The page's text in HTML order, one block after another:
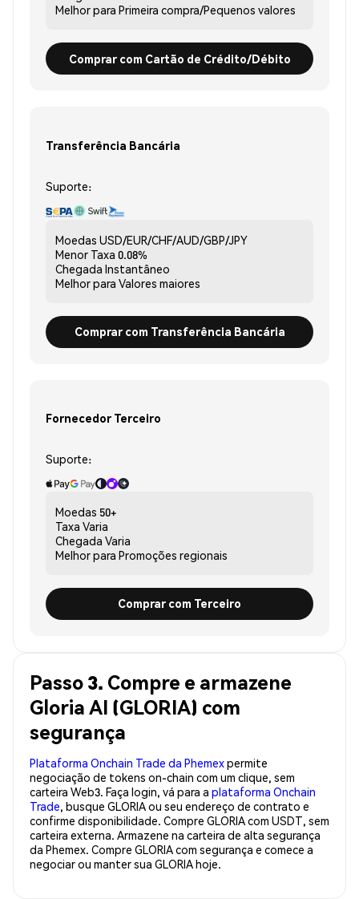
Melhor para Primeira compra/Pequenos valores
Comprar com Cartão de Crédito/Débito
Transferência Bancária
Suporte:
Moedas USD/EUR/CHF/AUD/GBP/JPY
Menor Taxa 0.08%
Chegada Instantâneo
Melhor para Valores maiores
Comprar com Transferência Bancária
Fornecedor Terceiro
Suporte:
Moedas 50+
Taxa Varia
Chegada Varia
Melhor para Promoções regionais
Comprar com Terceiro
Passo 3. Compre e armazene
Gloria AI (GLORIA) com
segurança
Plataforma Onchain Trade da Phemexpermite
negociação de tokens on-chain com um clique, sem
carteira Web3. Faça login, vá para a plataforma Onchain
Trade, busque GLORIA ou seu endereço de contrato e
confirme disponibilidade. Compre GLORIA com USDT, sem
carteira externa. Armazene na carteira de alta segurança
da Phemex. Compre GLORIA com segurança e comece a
negociar ou manter sua GLORIA hoje.